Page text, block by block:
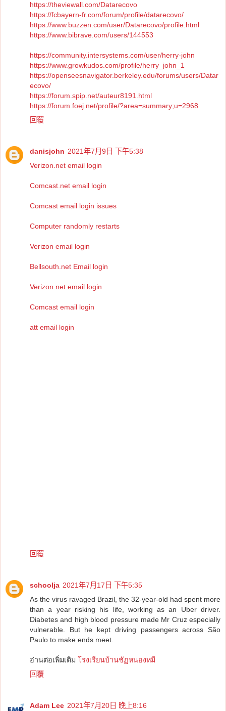
https://theviewall.com/Datarecovo
https://fcbayern-fr.com/forum/profile/datarecovo/
https://www.buzzen.com/user/Datarecovo/profile.html
https://www.bibrave.com/users/144553
https://community.intersystems.com/user/herry-john
https://www.growkudos.com/profile/herry_john_1
https://openseesnavigator.berkeley.edu/forums/users/Datar
ecovo/
https://forum.spip.net/auteur8191.html
https://forum.foej.net/profile/?area=summary;u=2968
回覆
danisjohn 2021年7月9日 下午5:38
Verizon.net email login
Comcast.net email login
Comcast email login issues
Computer randomly restarts
Verizon email login
Bellsouth.net Email login
Verizon.net email login
Comcast email login
att email login
回覆
schoolja 2021年7月17日 下午5:35
As the virus ravaged Brazil, the 32-year-old had spent more
than a year risking his life, working as an Uber driver.
Diabetes and high blood pressure made Mr Cruz especially
vulnerable. But he kept driving passengers across São
Paulo to make ends meet.
อ่านต่อเพิ่มเติม โรงเรียนบ้านชัฏหนองหมี
回覆
Adam Lee 2021年7月20日 晚上8:16